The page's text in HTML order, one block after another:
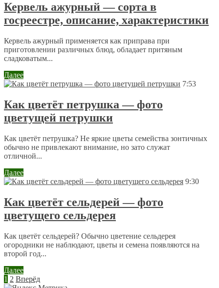
Кервель ажурный — сорта в
госреестре, описание, характеристики
Кервель ажурный применяется как приправа при
приготовлении различных блюд, обладает притяным
сладковатым...
Далее
7:53
Как цветёт петрушка — фото
цветущей петрушки
Как цветёт петрушка? Не яркие цветы семейства зонтичных
обычно не привлекают внимание, но зато служат
отличной...
Далее
9:30
Как цветёт сельдерей — фото
цветущего сельдерея
Как цветёт сельдерей? Обычно цветение сельдерея
огородники не наблюдают, цветы и семена появляются на
второй год...
Далее
1 2 Вперёд